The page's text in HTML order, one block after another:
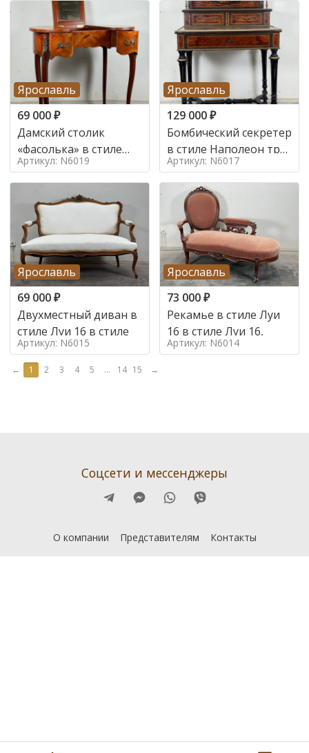
Ярославль
69 000₽
Дамский столик
«фасолька» в стиле
Луи 16,
Артикул: N6019
Ярославль
129 000₽
Бомбический секретер
в стиле Наполеон труа
в стиле
Артикул: N6017
Ярославль
69 000₽
Двухместный диван в
стиле Луи 16 в стиле
Артикул: N6015
Ярославль
73 000₽
Рекамье в стиле Луи
16 в стиле Луи 16,
Артикул: N6014
← 1 2 3 4 5 ... 14 15 →
Соцсети и мессенджеры
О компании Представителям Контакты